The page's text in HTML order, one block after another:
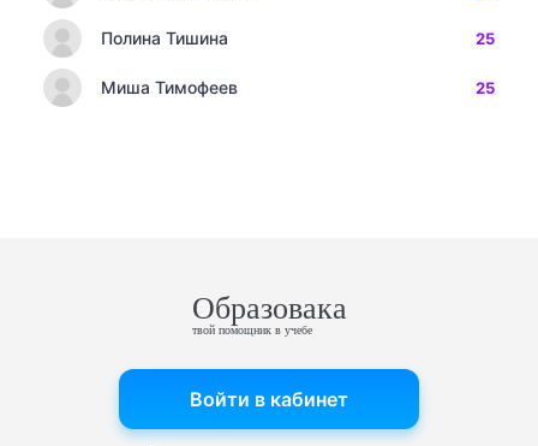
Полина Тишина 25
Миша Тимофеев 25
Образовака
твой помощник в учебе
Войти в кабинет